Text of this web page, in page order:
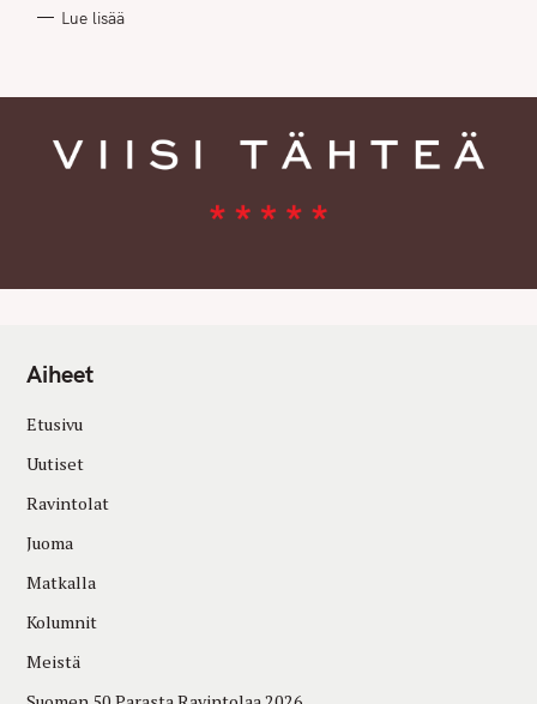
I
Lue lisää
Aiheet
Etusivu
Uutiset
Ravintolat
Juoma
Matkalla
Kolumnit
Meistä